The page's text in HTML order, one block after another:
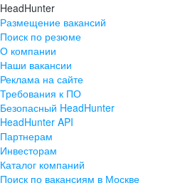
HeadHunter
Размещение вакансий
Поиск по резюме
О компании
Наши вакансии
Реклама на сайте
Требования к ПО
Безопасный HeadHunter
HeadHunter API
Партнерам
Инвесторам
Каталог компаний
Поиск по вакансиям в Москве